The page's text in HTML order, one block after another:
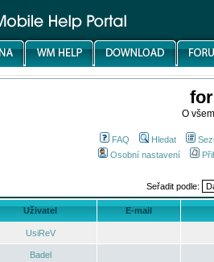
O
FAQ Hledat
Osobní nastavení
Seřadit podle:
Uživatel E-mail
UsiReV
Badel